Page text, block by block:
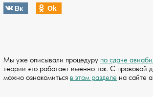
Вк
Оk
Мы уже описывали процедуру по сдаче
теории это работает именно так. С правовой
можно ознакомиться в этом разделе на сайте